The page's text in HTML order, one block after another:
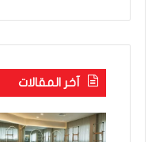
آخر المقالات